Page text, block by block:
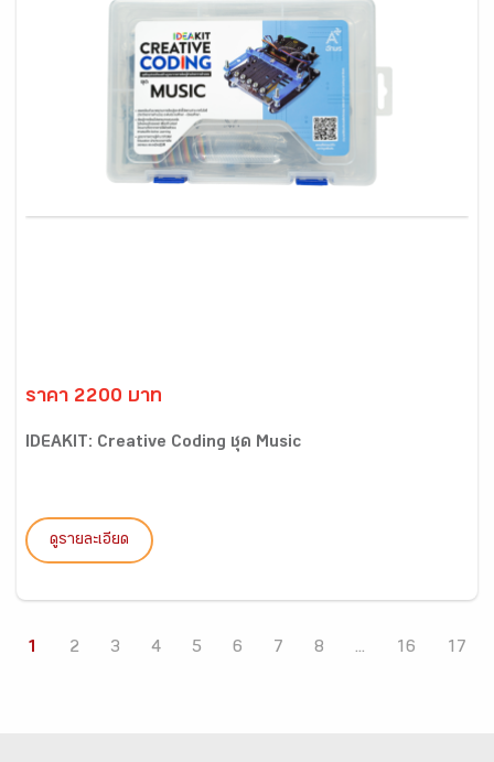
ราคา 2200 บาท
IDEAKIT: Creative Coding ชุด Music
ดูรายละเอียด
1 2 3 4 5 6 7 8 ... 16 17